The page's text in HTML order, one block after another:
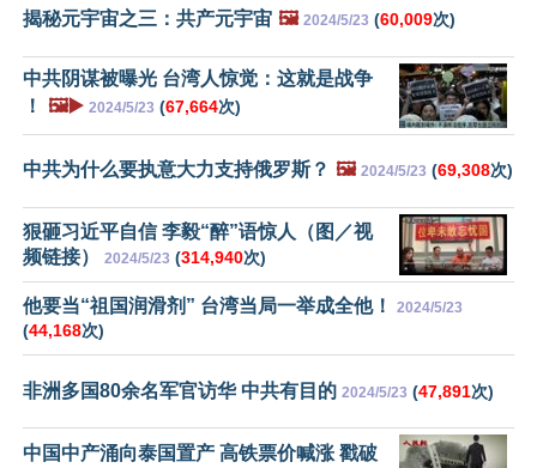
揭秘元宇宙之三：共产元宇宙 🖼️ 2024/5/23 (60,009次)
中共阴谋被曝光 台湾人惊觉：这就是战争
！
🖼️▶️ 2024/5/23 (67,664次)
中共为什么要执意大力支持俄罗斯？ 🖼️ 2024/5/23 (69,308次)
狠砸习近平自信 李毅“醉”语惊人（图／视
频链接）
2024/5/23 (314,940次)
他要当“祖国润滑剂” 台湾当局一举成全他！ 2024/5/23
(44,168次)
非洲多国80余名军官访华 中共有目的 2024/5/23 (47,891次)
中国中产涌向泰国置产 高铁票价喊涨 戳破